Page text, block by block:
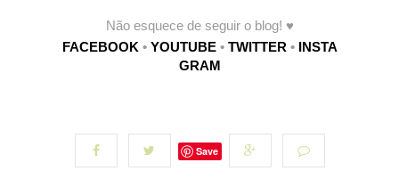
Não esquece de seguir o blog! ♥
FACEBOOK • YOUTUBE • TWITTER • INSTA
GRAM
Save